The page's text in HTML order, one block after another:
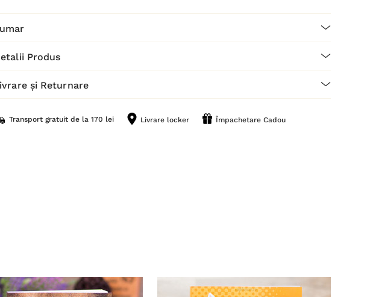
Produs
și Returnare
Transport gratuit de la 170 lei Livrare locker Împachetare Cadou